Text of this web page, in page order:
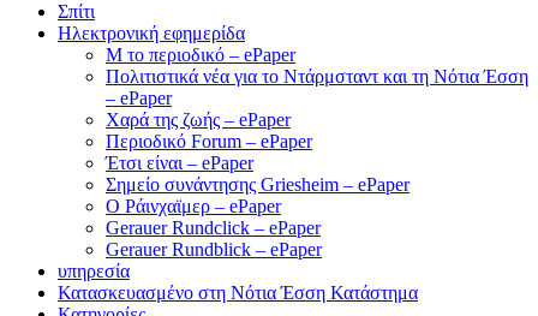
Σπίτι
Ηλεκτρονική εφημερίδα
M το περιοδικό – ePaper
Πολιτιστικά νέα για το Ντάρμσταντ και τη Νότια Έσση
– ePaper
Χαρά της ζωής – ePaper
Περιοδικό Forum – ePaper
Έτσι είναι – ePaper
Σημείο συνάντησης Griesheim – ePaper
Ο Ράινχαϊμερ – ePaper
Gerauer Rundclick – ePaper
Gerauer Rundblick – ePaper
υπηρεσία
Κατασκευασμένο στη Νότια Έσση Κατάστημα